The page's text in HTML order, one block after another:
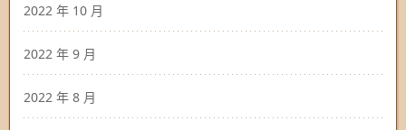
2022 年 10 月
2022 年 9 月
2022 年 8 月